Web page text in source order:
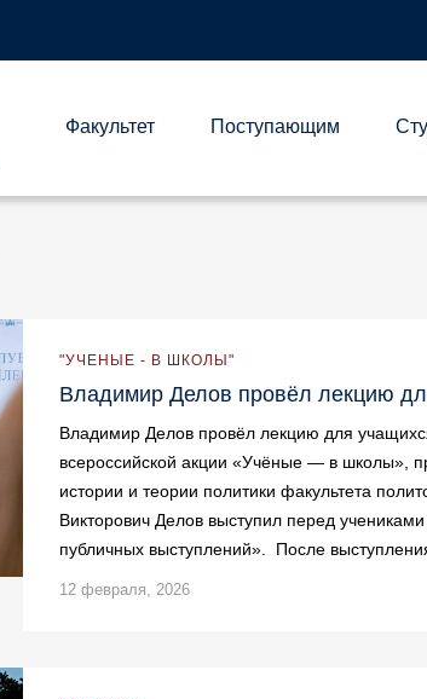
Факультет Поступающим
"УЧЕНЫЕ - В ШКОЛЫ"
Владимир Делов провёл лекцию
Владимир Делов провёл лекцию для
всероссийской акции «Учёные — в школы»,
истории и теории политики факультета
Викторович Делов выступил перед
публичных выступлений». После
12 февраля, 2026